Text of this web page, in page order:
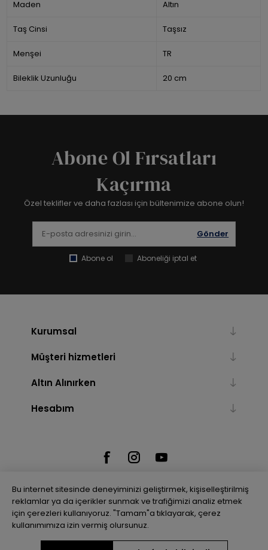
Maden Altın
Taş Cinsi Taşsız
Menşei TR
Bileklik Uzunluğu 20 cm
Abone Ol Fırsatları
Kaçırma
Özel teklifler ve daha fazlası için bültenimize abone olun!
Gönder
Abone ol Aboneliği iptal et
Kurumsal
Müşteri hizmetleri
Altın Alınırken
Hesabım
Powered bynopCommerce
Bu internet sitesinde deneyiminizi geliştirmek, kişiselleştirilmiş
reklamlar ya da içerikler sunmak ve trafiğimizi analiz etmek
için çerezleri kullanıyoruz. "Tamam"a tıklayarak, çerez
kullanımımıza izin vermiş olursunuz.